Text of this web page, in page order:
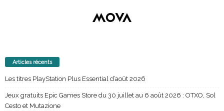
Articles récents
Les titres PlayStation Plus Essential d’août 2026
Jeux gratuits Epic Games Store du 30 juillet au 6 août 2026 : OTXO, Sol
Cesto et Mutazione